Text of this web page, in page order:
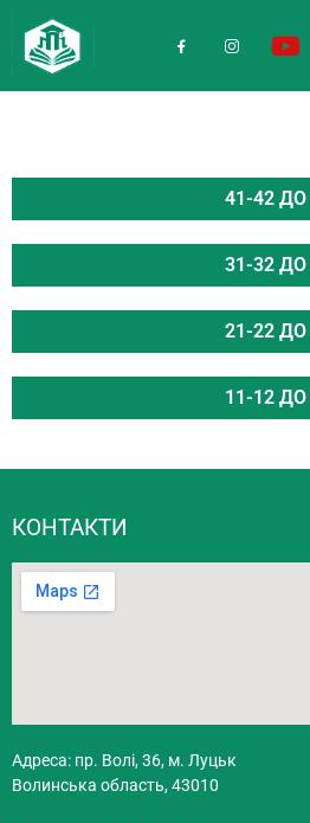
41-42 ДО
31-32 ДО
21-22 ДО
11-12 ДО
КОНТАКТИ
Адреса: пр. Волі, 36, м. Луцьк
Волинська область, 43010